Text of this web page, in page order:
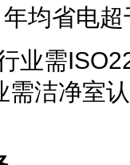
年均省电
业需
需洁净室